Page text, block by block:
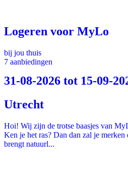
Logeren voor MyLo
bij jou thuis
7 aanbiedingen
31-08-2026 tot 15-09-
Utrecht
Hoi! Wij zijn de trotse baasjes van
Ken je het ras? Dan dan zal je
brengt natuurl...